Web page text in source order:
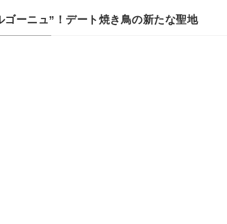
ーニュ”！デート焼き鳥の新たな聖地